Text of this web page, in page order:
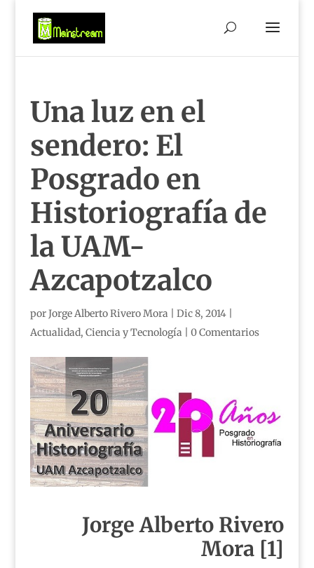
Una luz en el
sendero: El
Posgrado en
Historiografía de
la UAM-
Azcapotzalco
porJorge Alberto Rivero Mora Dic 8, 2014|
Actualidad, Ciencia y Tecnología 0 Comentarios
Jorge Alberto Rivero
Mora [1]